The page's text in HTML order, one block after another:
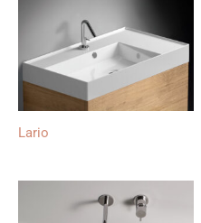
Lario